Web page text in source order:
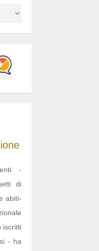
-
di
abiti-
iscritti
- ha